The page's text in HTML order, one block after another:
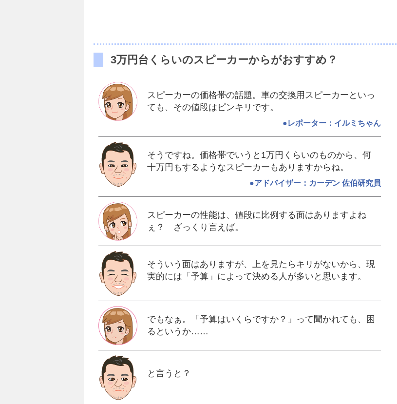
3万円台くらいのスピーカーからがおすすめ？
スピーカーの価格帯の話題。車の交換用スピーカーといっ
ても、その値段はピンキリです。
●レポーター：イルミちゃん
そうですね。価格帯でいうと1万円くらいのものから、何
十万円もするようなスピーカーもありますからね。
●アドバイザー：カーデン 佐伯研究員
スピーカーの性能は、値段に比例する面はありますよね
ぇ？ ざっくり言えば。
そういう面はありますが、上を見たらキリがないから、現
実的には「予算」によって決める人が多いと思います。
でもなぁ。「予算はいくらですか？」って聞かれても、困
るというか……
と言うと？